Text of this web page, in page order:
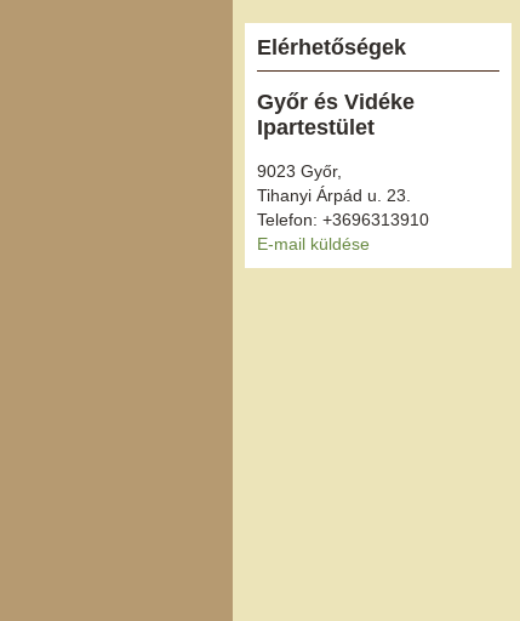
Elérhetőségek
Győr és Vidéke
Ipartestület
9023 Győr,
Tihanyi Árpád u. 23.
Telefon: +3696313910
E-mail küldése